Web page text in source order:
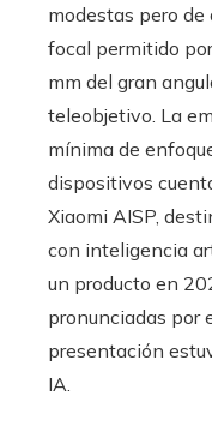
modestas pero
focal permitido
mm del gran
teleobjetivo. La
mínima de
dispositivos
Xiaomi AISP,
con inteligencia
un producto en
pronunciadas por
presentación
IA.